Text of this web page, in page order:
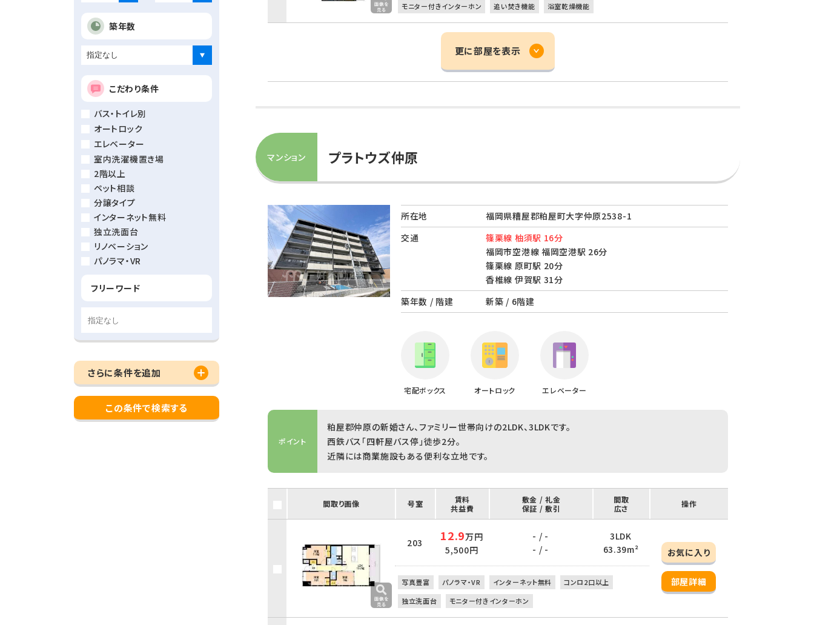
築年数
こだわり条件
バス・トイレ別
オートロック
エレベーター
室内洗濯機置き場
2階以上
ペット相談
分譲タイプ
インターネット無料
独立洗面台
リノベーション
パノラマ・VR
フリーワード
さらに条件を追加
この条件で検索する
モニター付きインターホン
追い焚き機能 浴室乾燥機能
更に部屋を表示
マンション プラトウズ仲原
所在地
福岡県糟屋郡粕屋町大字仲原2538-1
交通
篠栗線 柚須駅 16分
福岡市空港線 福岡空港駅 26分
篠栗線 原町駅 20分
香椎線 伊賀駅 31分
築年数 / 階建
新築 / 6階建
宅配ボックス オートロック エレベーター
ポイント
粕屋郡仲原の新婚さん、ファミリー世帯向けの2LDK、3LDKです。
西鉄バス「四軒屋バス停」徒歩2分。
近隣には商業施設もある便利な立地です。
間取り画像 号室
賃料
共益費
敷金 / 礼金
保証 / 敷引
間取
広さ
操作
203 12.9万円
5,500円
- / -
- / -
3LDK
63.39m²
お気に入り
部屋詳細
写真豊富 パノラマ・VR インターネット無料
コンロ2口以上
独立洗面台
モニター付きインターホン